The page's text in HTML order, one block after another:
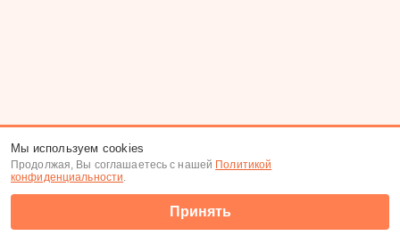
Мы используем cookies
Продолжая, Вы соглашаетесь с нашей Политикой
конфиденциальности.
Принять